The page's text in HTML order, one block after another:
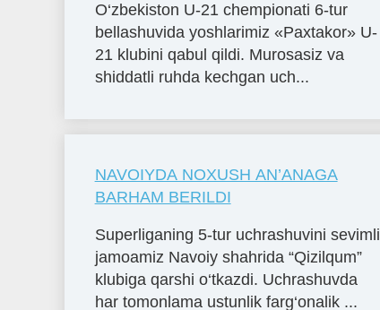
O‘zbekiston U-21 chempionati 6-tur
bellashuvida yoshlarimiz «Paxtakor» U-
21 klubini qabul qildi. Murosasiz va
shiddatli ruhda kechgan uch...
NAVOIYDA NOXUSH AN’ANAGA
BARHAM BERILDI
Superliganing 5-tur uchrashuvini sevimli
jamoamiz Navoiy shahrida “Qizilqum”
klubiga qarshi o‘tkazdi. Uchrashuvda
har tomonlama ustunlik farg‘onalik ...